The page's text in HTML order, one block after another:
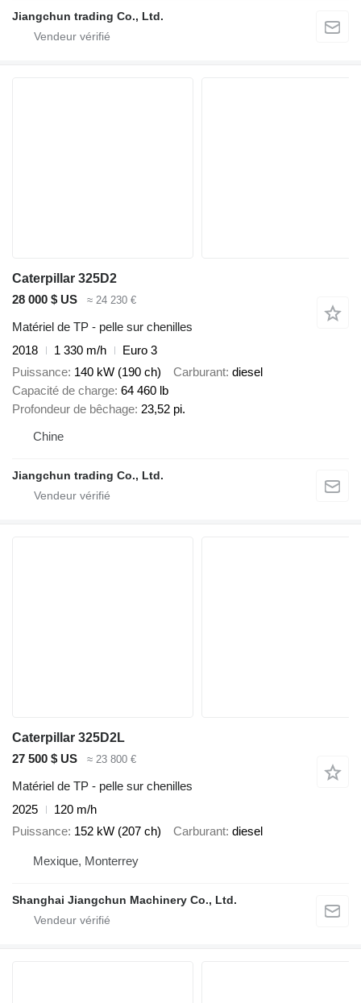
Jiangchun trading Co., Ltd.
Caterpillar 325D2
28 000 $ US
≈ 24 230 €
Matériel de TP - pelle sur chenilles
2018
1 330 m/h
Euro 3
Puissance 140 kW (190 ch) Carburant diesel
Capacité de charge 64 460 lb
Profondeur de bêchage 23,52 pi.
Chine
Jiangchun trading Co., Ltd.
Caterpillar 325D2L
27 500 $ US
≈ 23 800 €
Matériel de TP - pelle sur chenilles
2025
120 m/h
Puissance 152 kW (207 ch) Carburant diesel
Mexique, Monterrey
Shanghai Jiangchun Machinery Co., Ltd.